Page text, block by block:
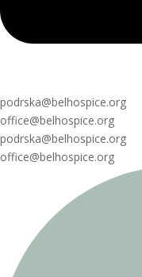
podrska@belhospice.org
office@belhospice.org
podrska@belhospice.org
office@belhospice.org